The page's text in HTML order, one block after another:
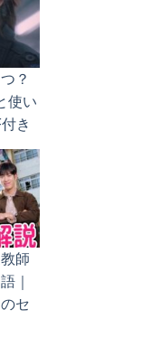
？
使い
き
師
｜
セ